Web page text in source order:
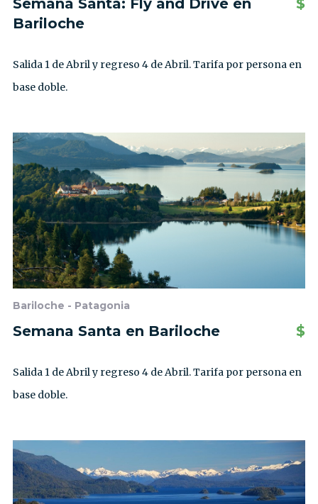
Semana Santa: Fly and Drive en
Bariloche
$
Salida 1 de Abril y regreso 4 de Abril. Tarifa por persona en
base doble.
Bariloche - Patagonia
Semana Santa en Bariloche $
Salida 1 de Abril y regreso 4 de Abril. Tarifa por persona en
base doble.